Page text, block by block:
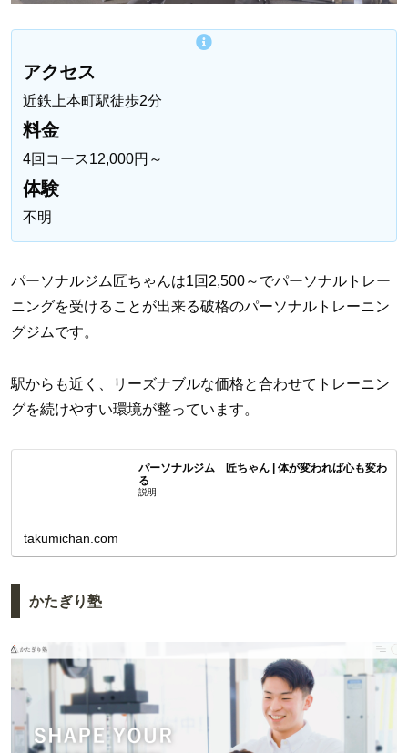
アクセス
近鉄上本町駅徒歩2分
料金
4回コース12,000円～
体験
不明
パーソナルジム匠ちゃんは1回2,500～でパーソナルトレー
ニングを受けることが出来る破格のパーソナルトレーニン
グジムです。
駅からも近く、リーズナブルな価格と合わせてトレーニン
グを続けやすい環境が整っています。
パーソナルジム 匠ちゃん | 体が変われば心も変わ
る
説明
takumichan.com
かたぎり塾